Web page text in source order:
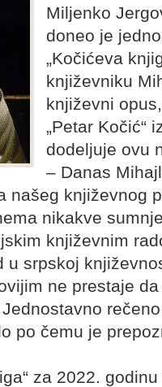
Miljenko
doneo je
„Kočićeva
književniku
književni
„Petar Kočić“
dodeljuje ovu
– Danas
našeg književnog
nikakve
književnim
u srpskoj
ne prestaje
po čemu je
za 2022.